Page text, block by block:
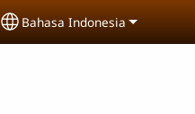
Select your language
Bahasa Indonesia